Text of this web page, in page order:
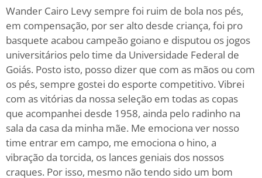
Wander Cairo Levy sempre foi ruim de bola nos pés,
em compensação, por ser alto desde criança, foi pro
basquete acabou campeão goiano e disputou os jogos
universitários pelo time da Universidade Federal de
Goiás. Posto isto, posso dizer que com as mãos ou com
os pés, sempre gostei do esporte competitivo. Vibrei
com as vitórias da nossa seleção em todas as copas
que acompanhei desde 1958, ainda pelo radinho na
sala da casa da minha mãe. Me emociona ver nosso
time entrar em campo, me emociona o hino, a
vibração da torcida, os lances geniais dos nossos
craques. Por isso, mesmo não tendo sido um bom